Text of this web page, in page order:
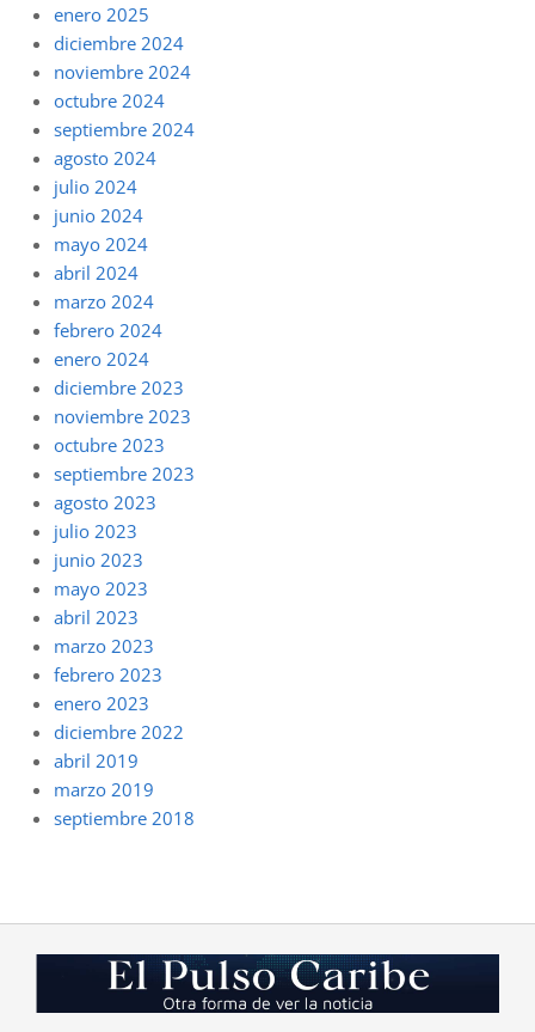
enero 2025
diciembre 2024
noviembre 2024
octubre 2024
septiembre 2024
agosto 2024
julio 2024
junio 2024
mayo 2024
abril 2024
marzo 2024
febrero 2024
enero 2024
diciembre 2023
noviembre 2023
octubre 2023
septiembre 2023
agosto 2023
julio 2023
junio 2023
mayo 2023
abril 2023
marzo 2023
febrero 2023
enero 2023
diciembre 2022
abril 2019
marzo 2019
septiembre 2018